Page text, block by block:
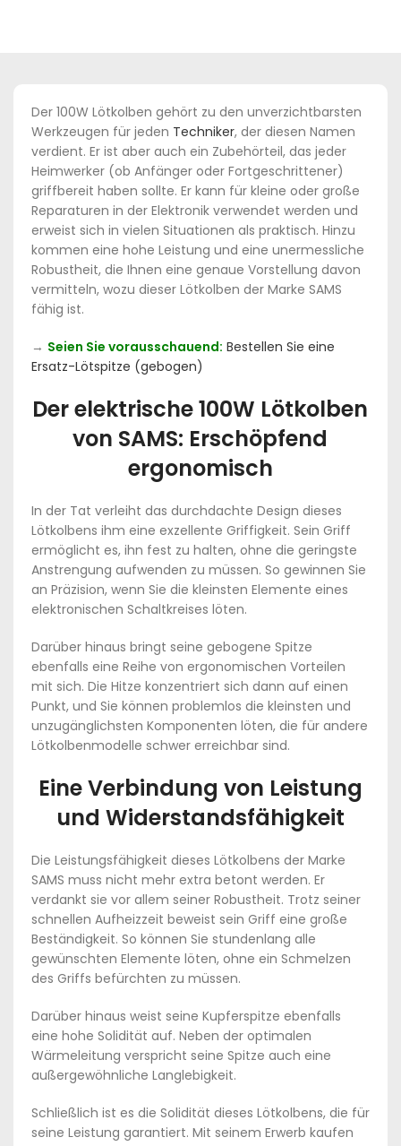
Der 100W Lötkolben gehört zu den unverzichtbarsten
Werkzeugen für jeden Techniker, der diesen Namen
verdient. Er ist aber auch ein Zubehörteil, das jeder
Heimwerker (ob Anfänger oder Fortgeschrittener)
griffbereit haben sollte. Er kann für kleine oder große
Reparaturen in der Elektronik verwendet werden und
erweist sich in vielen Situationen als praktisch. Hinzu
kommen eine hohe Leistung und eine unermessliche
Robustheit, die Ihnen eine genaue Vorstellung davon
vermitteln, wozu dieser Lötkolben der Marke SAMS
fähig ist.
→ Seien Sie vorausschauend: Bestellen Sie eine
Ersatz-Lötspitze (gebogen)
Der elektrische 100W Lötkolben
von SAMS: Erschöpfend
ergonomisch
In der Tat verleiht das durchdachte Design dieses
Lötkolbens ihm eine exzellente Griffigkeit. Sein Griff
ermöglicht es, ihn fest zu halten, ohne die geringste
Anstrengung aufwenden zu müssen. So gewinnen Sie
an Präzision, wenn Sie die kleinsten Elemente eines
elektronischen Schaltkreises löten.
Darüber hinaus bringt seine gebogene Spitze
ebenfalls eine Reihe von ergonomischen Vorteilen
mit sich. Die Hitze konzentriert sich dann auf einen
Punkt, und Sie können problemlos die kleinsten und
unzugänglichsten Komponenten löten, die für andere
Lötkolbenmodelle schwer erreichbar sind.
Eine Verbindung von Leistung
und Widerstandsfähigkeit
Die Leistungsfähigkeit dieses Lötkolbens der Marke
SAMS muss nicht mehr extra betont werden. Er
verdankt sie vor allem seiner Robustheit. Trotz seiner
schnellen Aufheizzeit beweist sein Griff eine große
Beständigkeit. So können Sie stundenlang alle
gewünschten Elemente löten, ohne ein Schmelzen
des Griffs befürchten zu müssen.
Darüber hinaus weist seine Kupferspitze ebenfalls
eine hohe Solidität auf. Neben der optimalen
Wärmeleitung verspricht seine Spitze auch eine
außergewöhnliche Langlebigkeit.
Schließlich ist es die Solidität dieses Lötkolbens, die für
seine Leistung garantiert. Mit seinem Erwerb kaufen